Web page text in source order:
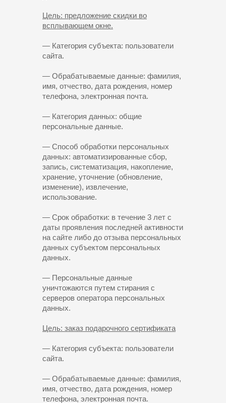
Цель: предложение скидки во
всплывающем окне.
— Категория субъекта: пользователи
сайта.
— Обрабатываемые данные: фамилия,
имя, отчество, дата рождения, номер
телефона, электронная почта.
— Категория данных: общие
персональные данные.
— Способ обработки персональных
данных: автоматизированные сбор,
запись, систематизация, накопление,
хранение, уточнение (обновление,
изменение), извлечение,
использование.
— Срок обработки: в течение 3 лет с
даты проявления последней активности
на сайте либо до отзыва персональных
данных субъектом персональных
данных.
— Персональные данные
уничтожаются путем стирания с
серверов оператора персональных
данных.
Цель: заказ подарочного сертификата
— Категория субъекта: пользователи
сайта.
— Обрабатываемые данные: фамилия,
имя, отчество, дата рождения, номер
телефона, электронная почта.